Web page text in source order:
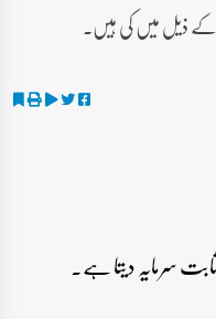
کے ذیل میں کی ہیں۔